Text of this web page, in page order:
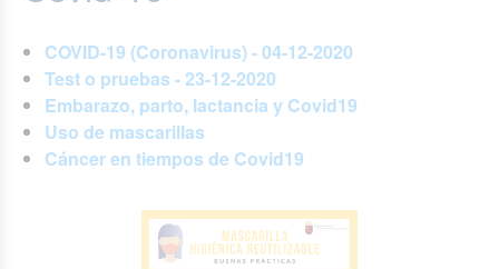
COVID-19 (Coronavirus) - 04-12-2020
Test o pruebas - 23-12-2020
Embarazo, parto, lactancia y Covid19
Uso de mascarillas
Cáncer en tiempos de Covid19